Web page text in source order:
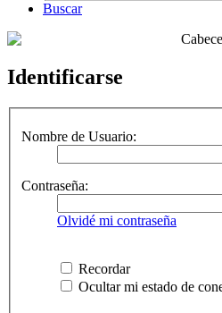
Buscar
Identificarse
Nombre de Usuario:
Contraseña:
Olvidé mi contraseña
Recordar
Ocultar mi estado de